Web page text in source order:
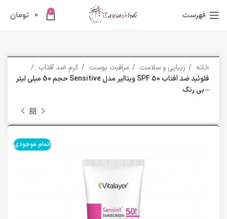
فهرست 0
0 تومان
خانه زیبایی و سلامت مراقبت پوست
کرم ضد آفتاب
فلوئید ضد آفتاب SPF 50 ویتالیر مدل Sensitive حجم 50 میلی لیتر
– بی رنگ
اتمام موجودی